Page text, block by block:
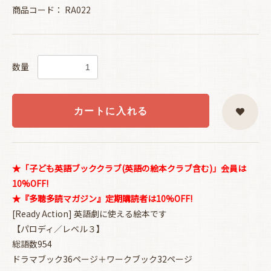
商品コード： RA022
数量
カートに入れる
★「子ども英語ブッククラブ(英語の絵本クラブ含む)」会員は
10%OFF!
★『多聴多読マガジン』定期購読者は10%OFF!
[Ready Action] 英語劇に使える絵本です
【パロディ／レベル３】
総語数954
ドラマブック36ページ＋ワークブック32ページ